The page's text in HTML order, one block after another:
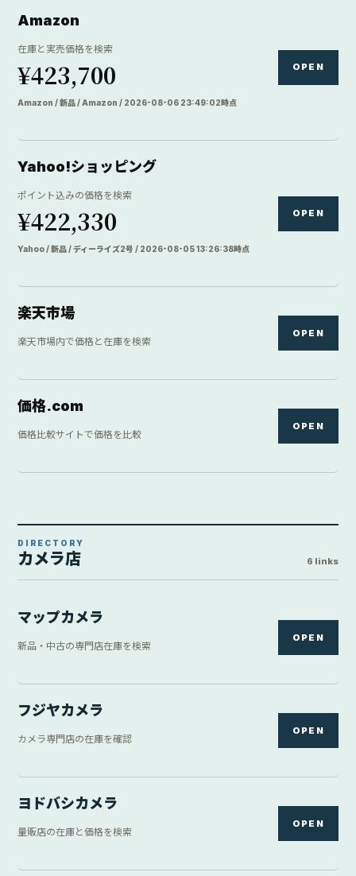
Amazon
在庫と実売価格を検索
¥423,700
Amazon / 新品 / Amazon / 2026-08-06 23:49:02時点
OPEN
Yahoo!ショッピング
ポイント込みの価格を検索
¥422,330
Yahoo / 新品 / ディーライズ2号 / 2026-08-05 13:26:38時点
OPEN
楽天市場
楽天市場内で価格と在庫を検索
OPEN
価格.com
価格比較サイトで価格を比較
OPEN
DIRECTORY
カメラ店 6 links
マップカメラ
新品・中古の専門店在庫を検索
OPEN
フジヤカメラ
カメラ専門店の在庫を確認
OPEN
ヨドバシカメラ
量販店の在庫と価格を検索
OPEN